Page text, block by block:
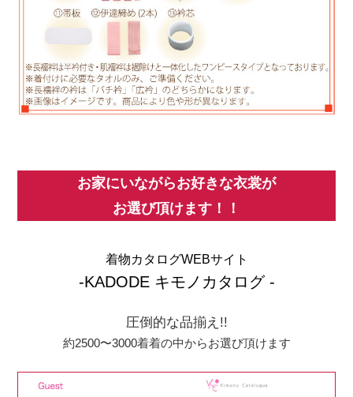
お家にいながらお好きな衣裳が
お選び頂けます！！
着物カタログWEBサイト
-KADODE キモノカタログ -
圧倒的な品揃え!!
約2500〜3000着着の中からお選び頂けます